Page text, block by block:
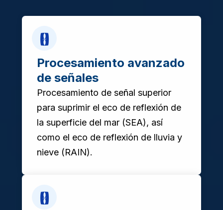
Procesamiento avanzado
de señales
Procesamiento de señal superior
para suprimir el eco de reflexión de
la superficie del mar (SEA), así
como el eco de reflexión de lluvia y
nieve (RAIN).